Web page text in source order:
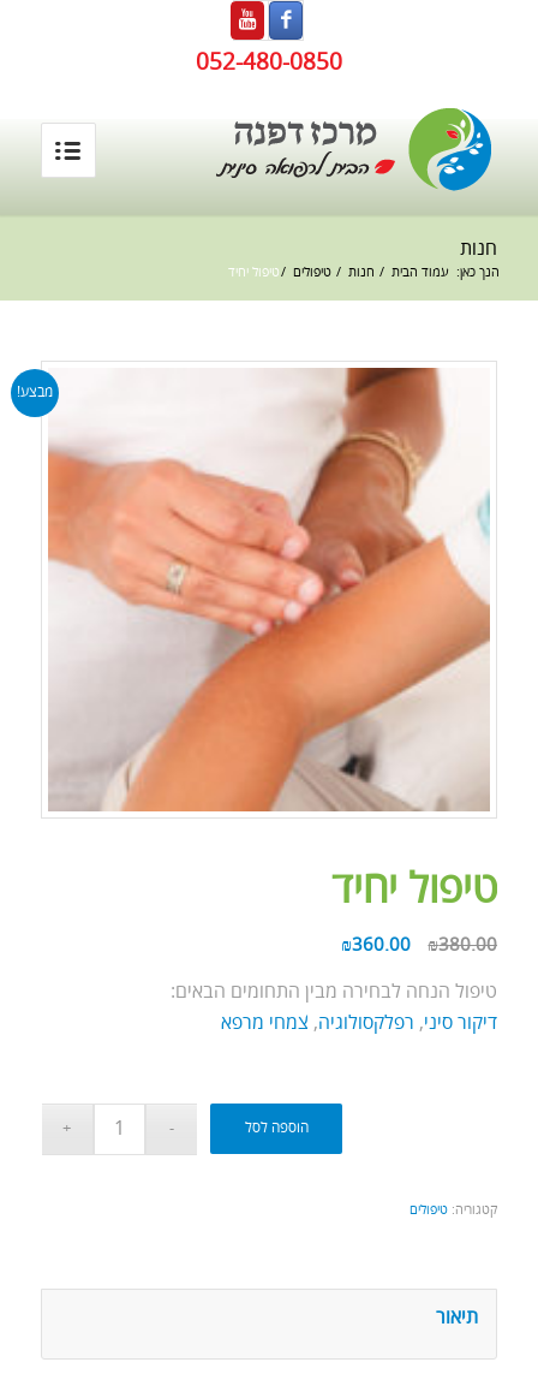
052-480-0850
חנות
הנך כאן: עמוד הבית / חנות / טיפולים /טיפול יחיד
מבצע!
טיפול יחיד
₪380.00
₪360.00
טיפול הנחה לבחירה מבין התחומים הבאים:
דיקור סיני, רפלקסולוגיה, צמחי מרפא
הוספה לסל
קטגוריה: טיפולים
תיאור